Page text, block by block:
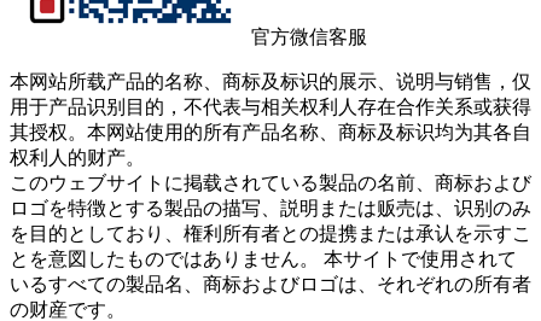
官方微信客服
本网站所载产品的名称、商标及标识的展示、说明与销售，仅
用于产品识别目的，不代表与相关权利人存在合作关系或获得
其授权。本网站使用的所有产品名称、商标及标识均为其各自
权利人的财产。
このウェブサイトに掲载されている製品の名前、商标および
ロゴを特徴とする製品の描写、説明または贩売は、识别のみ
を目的としており、権利所有者との提携または承认を示すこ
とを意図したものではありません。 本サイトで使用されて
いるすべての製品名、商标およびロゴは、それぞれの所有者
の财産です。